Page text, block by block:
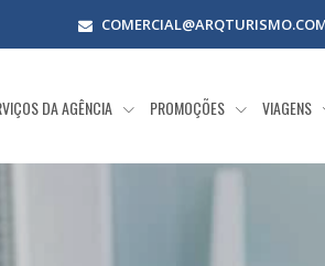
DA AGÊNCIA PROMOÇÕES VIAGENS